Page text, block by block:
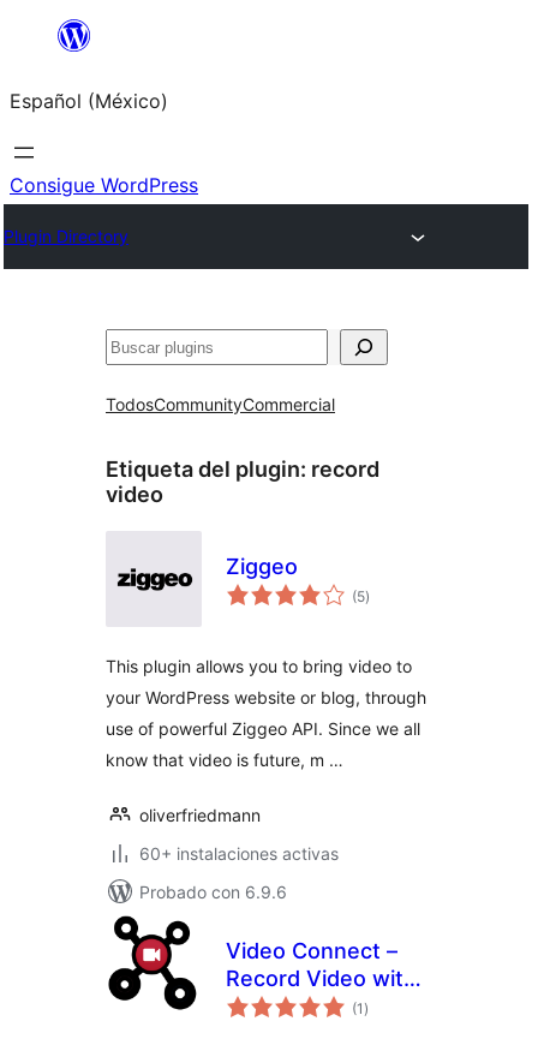
Saltar
contenido
Español (México)
Consigue WordPress
Plugin Directory
Buscar
TodosCommunityCommercial
Etiqueta del plugin: record
video
Ziggeo
(5total
de
)
This plugin allows you to bring video to
your WordPress website or blog, through
use of powerful Ziggeo API. Since we all
know that video is future, m …
oliverfriedmann
60+ instalaciones activas
Probado con 6.9.6
Video Connect –
Record Video with
Form, Featured
(1 total
de
)